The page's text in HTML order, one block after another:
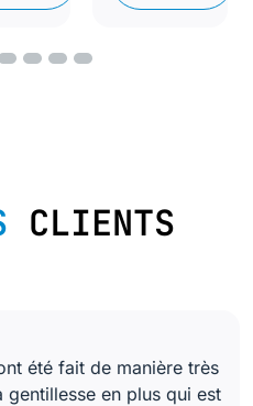
7
CLIENTS
été fait de manière très
en plus qui est